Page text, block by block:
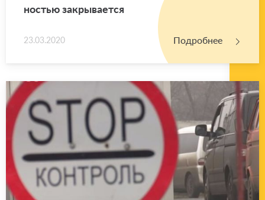
но­стью за­кры­ва­ет­ся
23.03.2020 Подробнее